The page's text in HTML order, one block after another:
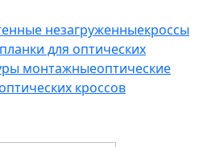
незагруженныекроссы
для оптических
монтажныеоптические
кроссов